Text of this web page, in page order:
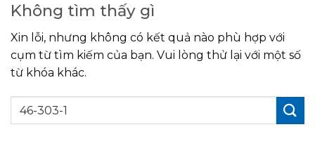
Không tìm thấy gì
Xin lỗi, nhưng không có kết quả nào phù hợp với
cụm từ tìm kiếm của bạn. Vui lòng thử lại với một số
từ khóa khác.